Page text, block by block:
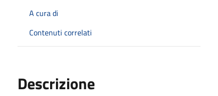
A cura di
Contenuti correlati
Descrizione